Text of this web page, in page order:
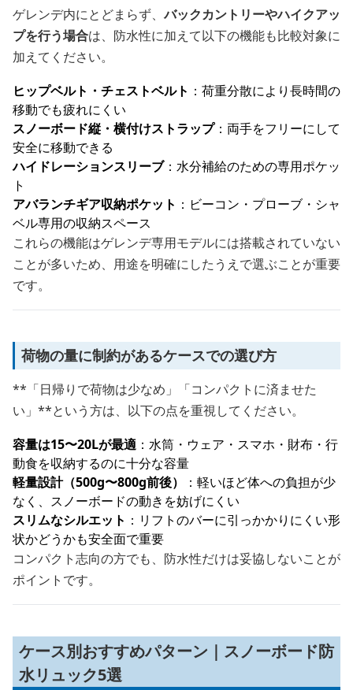
ゲレンデ内にとどまらず、バックカントリーやハイクアッ
プを行う場合は、防水性に加えて以下の機能も比較対象に
加えてください。
ヒップベルト・チェストベルト ：荷重分散により長時間の
移動でも疲れにくい
スノーボード縦・横付けストラップ：両手をフリーにして
安全に移動できる
ハイドレーションスリーブ：水分補給のための専用ポケッ
ト
アバランチギア収納ポケット ：ビーコン・プローブ・シャ
ベル専用の収納スペース
これらの機能はゲレンデ専用モデルには搭載されていない
ことが多いため、用途を明確にしたうえで選ぶことが重要
です。
荷物の量に制約があるケースでの選び方
**「日帰りで荷物は少なめ」「コンパクトに済ませた
い」**という方は、以下の点を重視してください。
容量は15〜20Lが最適 ：水筒・ウェア・スマホ・財布・行
動食を収納するのに十分な容量
軽量設計（500g〜800g前後）
：軽いほど体への負担が少
なく、スノーボードの動きを妨げにくい
スリムなシルエット ：リフトのバーに引っかかりにくい形
状かどうかも安全面で重要
コンパクト志向の方でも、防水性だけは妥協しないことが
ポイントです。
ケース別おすすめパターン｜スノーボード防
水リュック5選